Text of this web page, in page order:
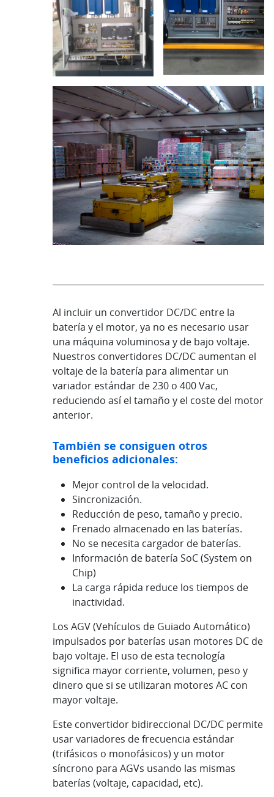
Al incluir un convertidor DC/DC entre la
batería y el motor, ya no es necesario usar
una máquina voluminosa y de bajo voltaje.
Nuestros convertidores DC/DC aumentan el
voltaje de la batería para alimentar un
variador estándar de 230 o 400 Vac,
reduciendo así el tamaño y el coste del motor
anterior.
También se consiguen otros
beneficios adicionales:
Mejor control de la velocidad.
Sincronización.
Reducción de peso, tamaño y precio.
Frenado almacenado en las baterías.
No se necesita cargador de baterías.
Información de batería SoC (System on
Chip)
La carga rápida reduce los tiempos de
inactividad.
Los AGV (Vehículos de Guiado Automático)
impulsados por baterías usan motores DC de
bajo voltaje. El uso de esta tecnología
significa mayor corriente, volumen, peso y
dinero que si se utilizaran motores AC con
mayor voltaje.
Este convertidor bidireccional DC/DC permite
usar variadores de frecuencia estándar
(trifásicos o monofásicos) y un motor
síncrono para AGVs usando las mismas
baterías (voltaje, capacidad, etc).